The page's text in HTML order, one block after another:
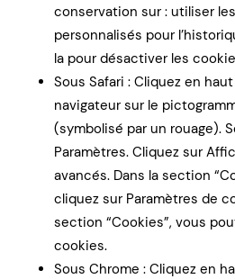
conservation sur : utiliser
personnalisés pour
la pour désactiver les
Sous Safari : Cliquez en
navigateur sur le
(symbolisé par un rouage).
Paramètres. Cliquez sur
avancés. Dans la section
cliquez sur Paramètres de
section “Cookies”, vous
cookies.
Sous Chrome : Cliquez en